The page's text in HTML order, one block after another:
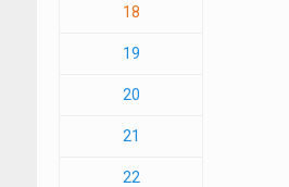
18
19
20
21
22